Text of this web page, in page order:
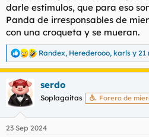
darle estímulos, que para eso
Panda de irresponsables de
con una croqueta y se mueran.
R
e
a
c
c
i
e
Randex, Herederooo, karls y 21
serdo
Soplagaitas Forero de
23 Sep 2024